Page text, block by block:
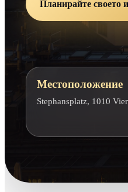
Планирайте своето
Местоположение
Stephansplatz, 1010